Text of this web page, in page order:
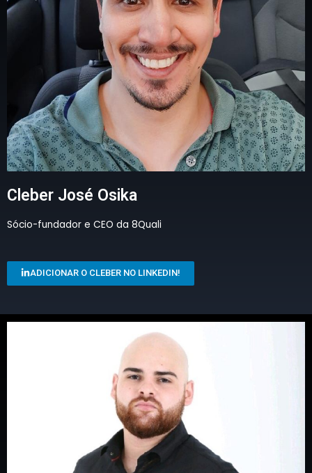
Cleber José Osika
Sócio-fundador e CEO da 8Quali
ADICIONAR O CLEBER NO LINKEDIN!